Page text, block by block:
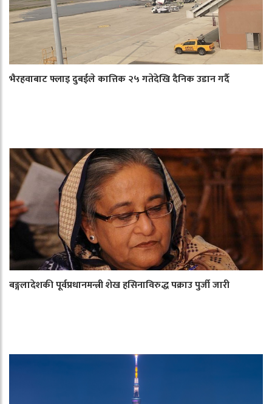
भैरहवाबाट फ्लाइ दुबईले कात्तिक २५ गतेदेखि दैनिक उडान गर्दै
बङ्गलादेशकी पूर्वप्रधानमन्त्री शेख हसिनाविरुद्ध पक्राउ पुर्जी जारी